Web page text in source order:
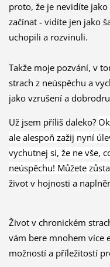
proto, že je nevidíte
začínat - vidíte jen jako
uchopili a rozvinuli.
Takže moje pozvání, v
strach z neúspěchu a
jako vzrušení a
Už jsem příliš daleko?
ale alespoň zažij nyní
vychutnej si, že ne vše,
neúspěchu! Můžete
život v hojnosti a
Život v chronickém
vám bere mnohem více
možností a příležitostí